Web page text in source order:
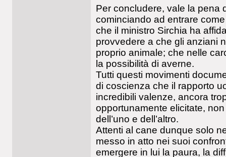
Per concludere, vale la pena
cominciando ad entrare
che il ministro Sirchia ha
provvedere a che gli anziani
proprio animale; che nelle
la possibilità di averne.
Tutti questi movimenti
di coscienza che il rapporto
incredibili valenze, ancora
opportunamente elicitate,
dell’uno e dell’altro.
Attenti al cane dunque solo
messo in atto nei suoi
emergere in lui la paura, la